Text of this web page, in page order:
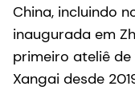
China, incluindo
inaugurada em
primeiro ateliê
Xangai desde